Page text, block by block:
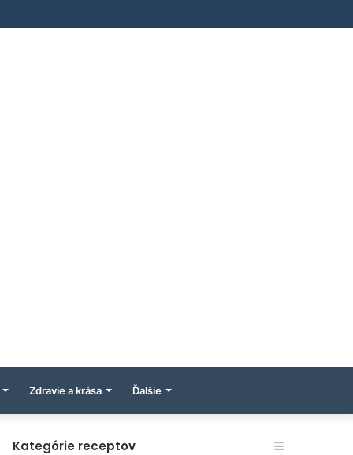
Zdravie a krása Ďalšie
Kategórie receptov